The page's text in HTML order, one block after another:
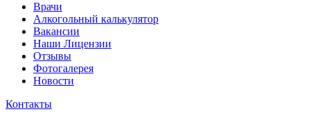
Врачи
Алкогольный калькулятор
Вакансии
Наши Лицензии
Отзывы
Фотогалерея
Новости
Контакты